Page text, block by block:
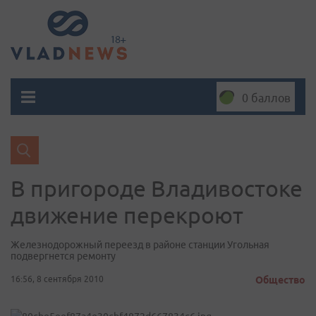
0 баллов
В пригороде Владивостоке
движение перекроют
Железнодорожный переезд в районе станции Угольная
подвергнется ремонту
16:56, 8 сентября 2010 Общество